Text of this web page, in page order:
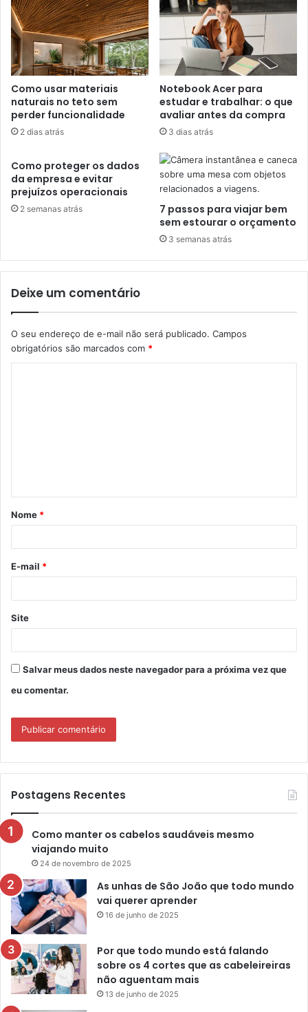
Como usar materiais
naturais no teto sem
perder funcionalidade
2 dias atrás
Notebook Acer para
estudar e trabalhar: o que
avaliar antes da compra
3 dias atrás
Como proteger os dados
da empresa e evitar
prejuízos operacionais
2 semanas atrás
7 passos para viajar bem
sem estourar o orçamento
3 semanas atrás
Deixe um comentário
O seu endereço de e-mail não será publicado. Campos
obrigatórios são marcados com *
á
r
*
Nome *
E-mail *
Site
Salvar meus dados neste navegador para a próxima vez que
eu comentar.
Postagens Recentes
Como manter os cabelos saudáveis mesmo
viajando muito
24 de novembro de 2025
As unhas de São João que todo mundo
vai querer aprender
16 de junho de 2025
Por que todo mundo está falando
sobre os 4 cortes que as cabeleireiras
não aguentam mais
13 de junho de 2025